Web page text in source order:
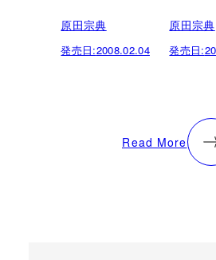
原田宗典
発売日:2008.02.04
原田宗典
発売日:
Read More